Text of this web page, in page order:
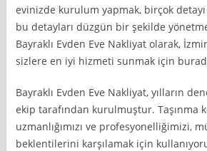
evinizde kurulum yapmak, birçok
bu detayları düzgün bir şekilde
Bayraklı Evden Eve Nakliyat olarak,
sizlere en iyi hizmeti sunmak için
Bayraklı Evden Eve Nakliyat, yılların
ekip tarafından kurulmuştur. Taşınma
uzmanlığımızı ve profesyonelliğimizi,
beklentilerini karşılamak için